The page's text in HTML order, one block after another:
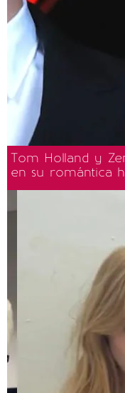
Tom Holland y
en su romántica